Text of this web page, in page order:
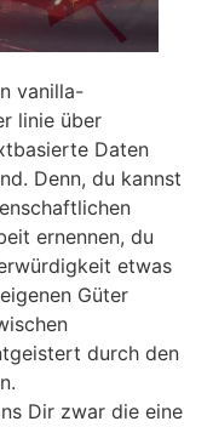
vanilla-
linie über
Daten
Denn, du kannst
ernennen, du
etwas
Güter
durch den
Dir zwar die eine